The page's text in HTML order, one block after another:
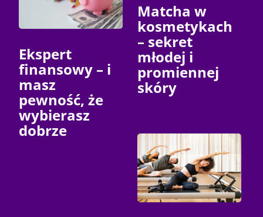
Ekspert
finansowy – i
masz
pewność, że
wybierasz
dobrze
Matcha w
kosmetykach
– sekret
młodej i
promiennej
skóry